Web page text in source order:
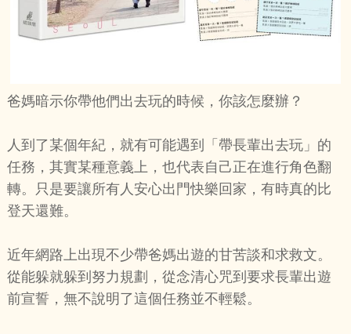
爸媽暗示你帶他們出去玩的時候，你該怎麼辦？
人到了某個年紀，就有可能遇到「帶長輩出去玩」的
任務，其實某種意義上，也代表自己正在進行角色翻
轉。只是要讓所有人安心出門快樂回家，有時真的比
登天還難。
近年網路上出現不少帶爸媽出遊的甘苦談和求救文。
從能躲就躲到努力規劃，從念清心咒到要求長輩出遊
前宣誓，無不說明了這個任務並不輕鬆。